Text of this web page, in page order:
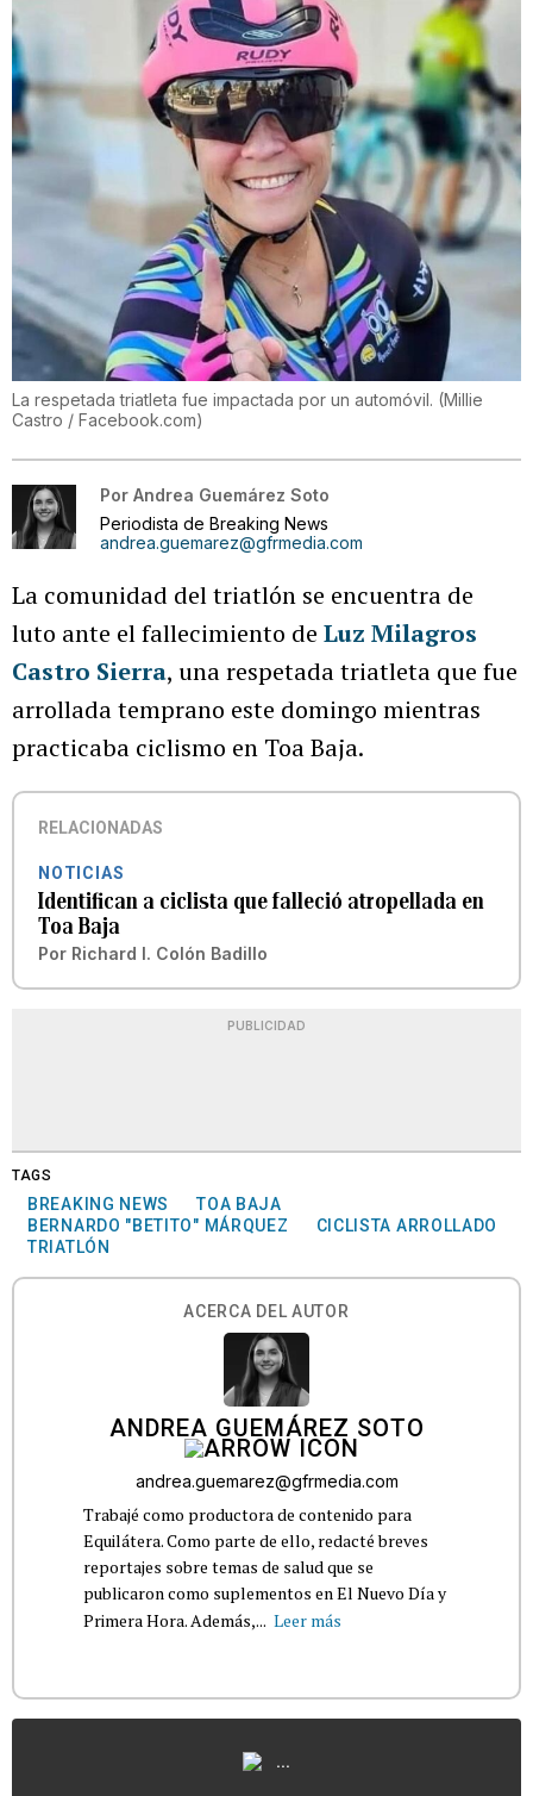
La respetada triatleta fue impactada por un automóvil. (Millie
Castro / Facebook.com)
Por Andrea Guemárez Soto
Periodista de Breaking News
andrea.guemarez@gfrmedia.com
La comunidad del triatlón se encuentra de
luto ante el fallecimiento de Luz Milagros
Castro Sierra, una respetada triatleta que fue
arrollada temprano este domingo mientras
practicaba ciclismo en Toa Baja.
RELACIONADAS
NOTICIAS
Identifican a ciclista que falleció atropellada en
Toa Baja
Por Richard I. Colón Badillo
PUBLICIDAD
TAGS
BREAKING NEWS
TOA BAJA
BERNARDO "BETITO" MÁRQUEZ
CICLISTA ARROLLADO
TRIATLÓN
ACERCA DEL AUTOR
ANDREA GUEMÁREZ SOTO
andrea.guemarez@gfrmedia.com
Trabajé como productora de contenido para
Equilátera. Como parte de ello, redacté breves
reportajes sobre temas de salud que se
publicaron como suplementos en El Nuevo Día y
Primera Hora. Además,... Leer más
...